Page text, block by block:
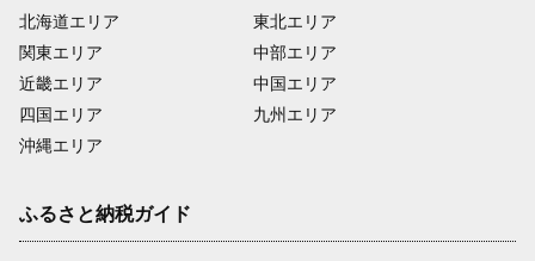
北海道エリア
関東エリア
近畿エリア
四国エリア
沖縄エリア
東北エリア
中部エリア
中国エリア
九州エリア
ふるさと納税ガイド